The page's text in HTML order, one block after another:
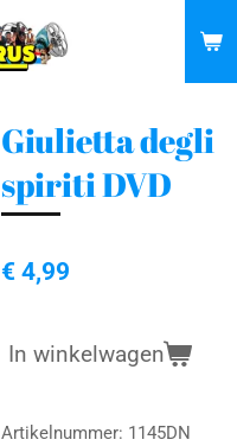
Giulietta degli
spiriti DVD
€ 4,99
In winkelwagen
Artikelnummer: 1145DN